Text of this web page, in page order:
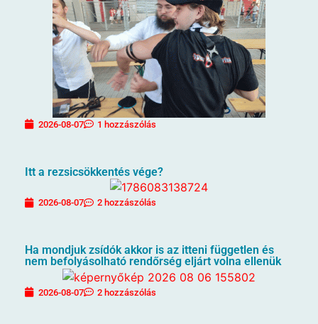
2026-08-07 1 hozzászólás
Itt a rezsicsökkentés vége?
2026-08-07 2 hozzászólás
Ha mondjuk zsídók akkor is az itteni független és
nem befolyásolható rendőrség eljárt volna ellenük
2026-08-07 2 hozzászólás